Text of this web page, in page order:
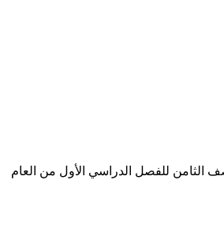
الثامن للفصل الدراسي الأول من العام